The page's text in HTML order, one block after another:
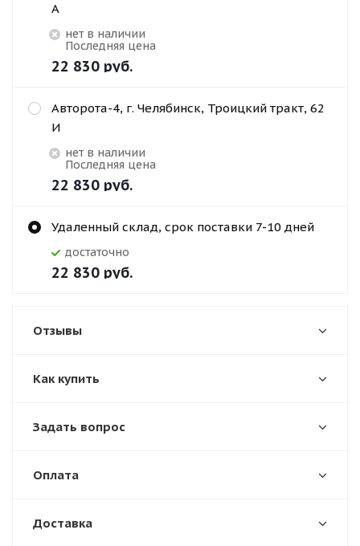
А
Нет в наличии
Последняя цена
22 830 руб.
Авторота-4, г. Челябинск, Троицкий тракт, 62
И
Нет в наличии
Последняя цена
22 830 руб.
Удаленный склад, срок поставки 7-10 дней
Достаточно
22 830 руб.
Отзывы
Как купить
Задать вопрос
Оплата
Доставка